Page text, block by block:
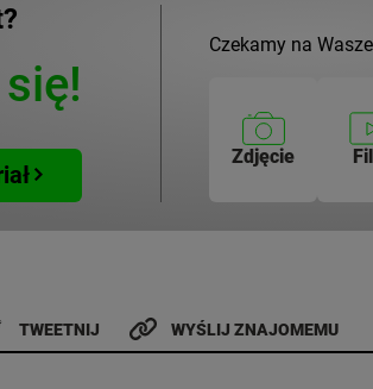
Czekamy na
Zdjęcie
TWEETNIJ WYŚLIJ ZNAJOMEMU